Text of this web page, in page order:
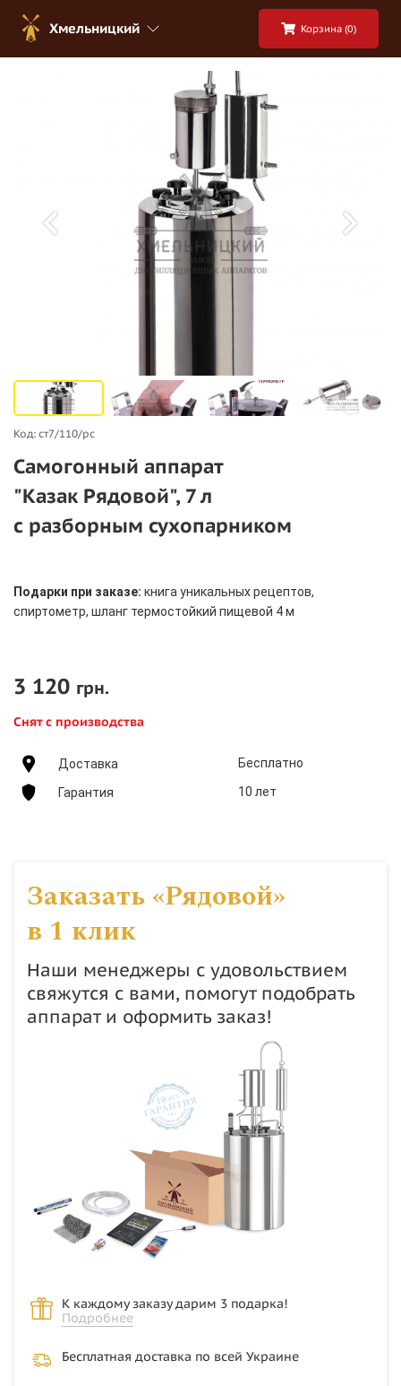
Хмельницкий Корзина (0)
Код: ст7/110/рс
Самогонный аппарат
"Казак Рядовой", 7 л
с разборным сухопарником
Подарки при заказе: книга уникальных рецептов,
спиртометр, шланг термостойкий пищевой 4 м
3 120 грн.
Снят с производства
Доставка Бесплатно
Гарантия 10 лет
Заказать «Рядовой»
в 1 клик
Наши менеджеры с удовольствием
свяжутся с вами, помогут подобрать
аппарат и оформить заказ!
К каждому заказу дарим 3 подарка!
Подробнее
Бесплатная доставка по всей Украине